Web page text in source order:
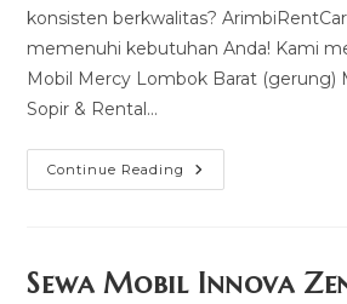
konsisten berkwalitas?
memenuhi kebutuhan Anda! Kami
Mobil Mercy Lombok Barat (gerung)
Sopir & Rental…
Continue Reading Sewa
Mobil
Murah
Mulai
Sewa Mobil Innova